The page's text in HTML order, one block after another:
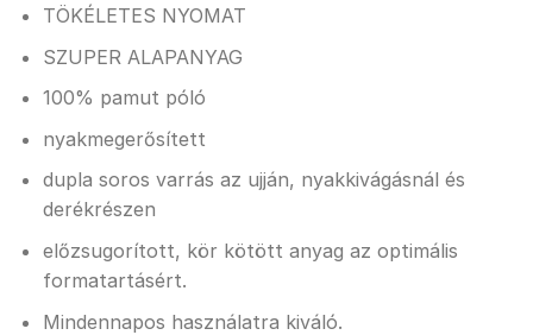
TÖKÉLETES NYOMAT
SZUPER ALAPANYAG
100% pamut póló
nyakmegerősített
dupla soros varrás az ujján, nyakkivágásnál és
derékrészen
előzsugorított, kör kötött anyag az optimális
formatartásért.
Mindennapos használatra kiváló.